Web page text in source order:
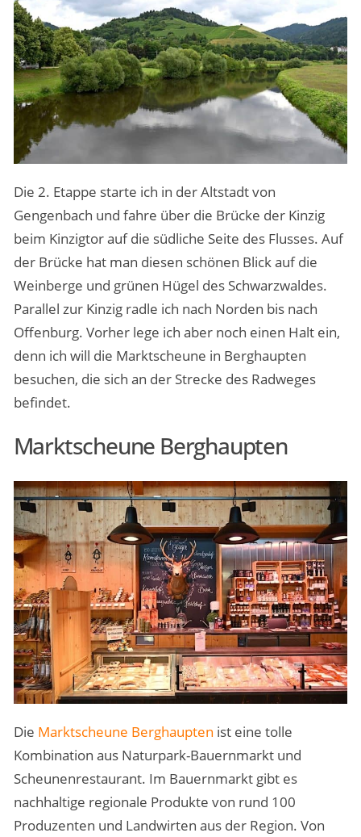
Die 2. Etappe starte ich in der Altstadt von
Gengenbach und fahre über die Brücke der Kinzig
beim Kinzigtor auf die südliche Seite des Flusses. Auf
der Brücke hat man diesen schönen Blick auf die
Weinberge und grünen Hügel des Schwarzwaldes.
Parallel zur Kinzig radle ich nach Norden bis nach
Offenburg. Vorher lege ich aber noch einen Halt ein,
denn ich will die Marktscheune in Berghaupten
besuchen, die sich an der Strecke des Radweges
befindet.
Marktscheune Berghaupten
Die Marktscheune Berghaupten ist eine tolle
Kombination aus Naturpark-Bauernmarkt und
Scheunenrestaurant. Im Bauernmarkt gibt es
nachhaltige regionale Produkte von rund 100
Produzenten und Landwirten aus der Region. Von